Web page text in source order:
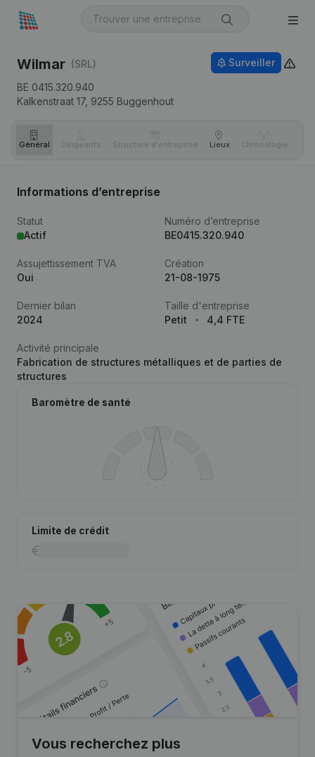
Wilmar (SRL)
BE 0415.320.940
Kalkenstraat 17, 9255 Buggenhout
Surveiller
Général Dirigeants Structure d'entreprise Lieux Chronologie
Informations d’entreprise
Statut
Actif
Numéro d’entreprise
BE0415.320.940
Assujettissement TVA
Oui
Création
21-08-1975
Dernier bilan
2024
Taille d'entreprise
Petit
4,4 FTE
Activité principale
Fabrication de structures métalliques et de parties de
structures
Baromètre de santé
Limite de crédit
Vous recherchez plus